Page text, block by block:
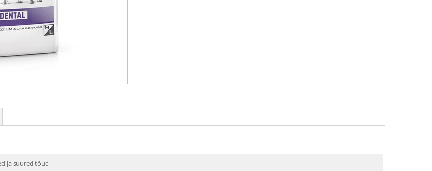
ja suured tõud